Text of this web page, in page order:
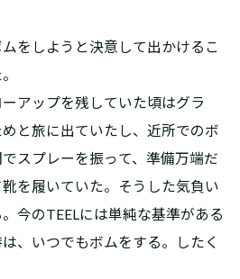
をしようと決意して出かけるこ
アップを残していた頃はグラ
と旅に出ていたし、近所でのボ
スプレーを振って、準備万端だ
を履いていた。そうした気負い
今のTEELには単純な基準がある
、いつでもボムをする。したく